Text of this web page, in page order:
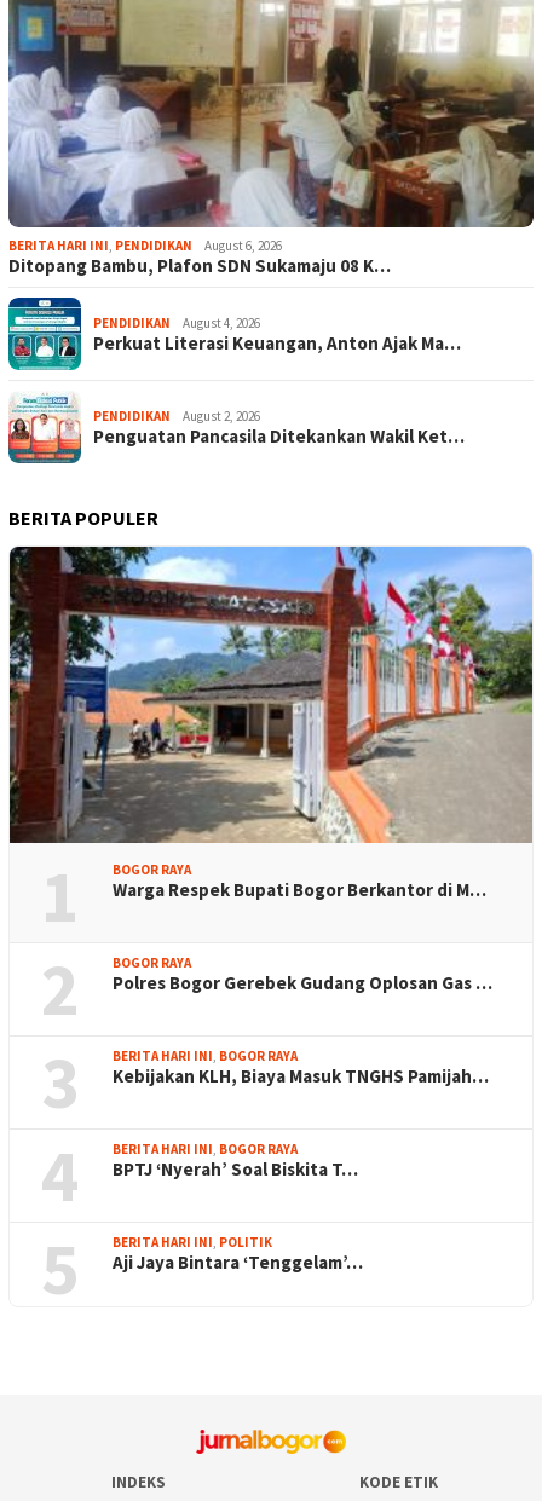
BERITA HARI INI PENDIDIKAN August 6, 2026
Ditopang Bambu, Plafon SDN Sukamaju 08 K…
PENDIDIKAN August 4, 2026
Perkuat Literasi Keuangan, Anton Ajak Ma…
PENDIDIKAN August 2, 2026
Penguatan Pancasila Ditekankan Wakil Ket…
BERITA POPULER
1 BOGOR RAYA
Warga Respek Bupati Bogor Berkantor di M…
2 BOGOR RAYA
Polres Bogor Gerebek Gudang Oplosan Gas …
3 BERITA HARI INI, BOGOR RAYA
Kebijakan KLH, Biaya Masuk TNGHS Pamijah…
4 BERITA HARI INI, BOGOR RAYA
BPTJ ‘Nyerah’ Soal Biskita T…
5 BERITA HARI INI, POLITIK
Aji Jaya Bintara ‘Tenggelam’…
INDEKS KODE ETIK